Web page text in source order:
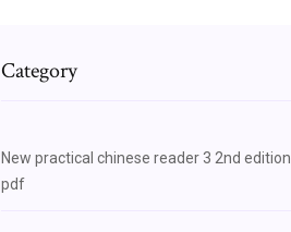
Category
New practical chinese reader 3 2nd edition
pdf